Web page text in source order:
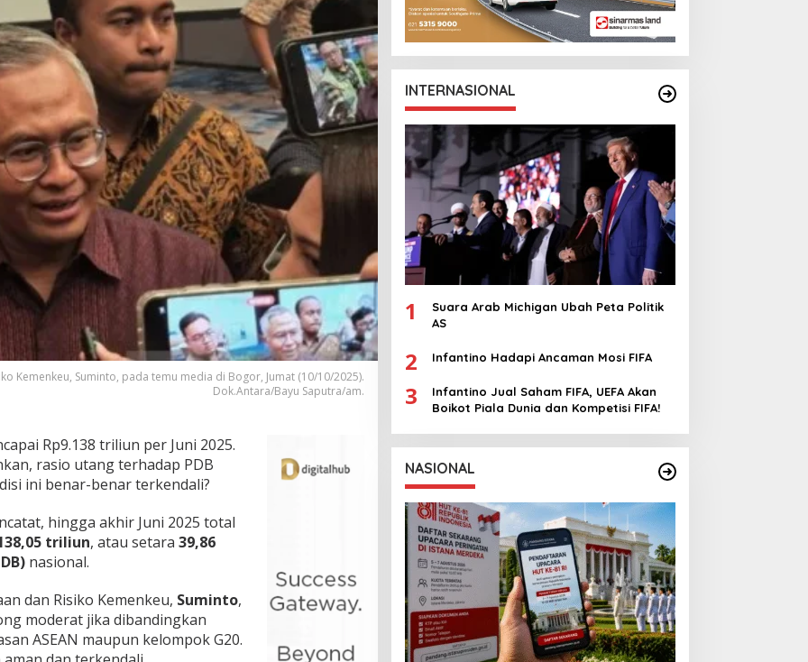
Kemenkeu, Suminto, pada temu media di Bogor, Jumat (10/10/2025).
Dok.Antara/Bayu Saputra/am.
Rp9.138 triliun per Juni 2025.
rasio utang terhadap PDB
ini benar-benar terkendali?
hingga akhir Juni 2025 total
triliun, atau setara 39,86
nasional.
dan Risiko Kemenkeu, Suminto,
moderat jika dibandingkan
ASEAN maupun kelompok G20.
INTERNASIONAL
1
Suara Arab Michigan Ubah Peta Politik
AS
2 Infantino Hadapi Ancaman Mosi FIFA
3
Infantino Jual Saham FIFA, UEFA Akan
Boikot Piala Dunia dan Kompetisi FIFA!
NASIONAL